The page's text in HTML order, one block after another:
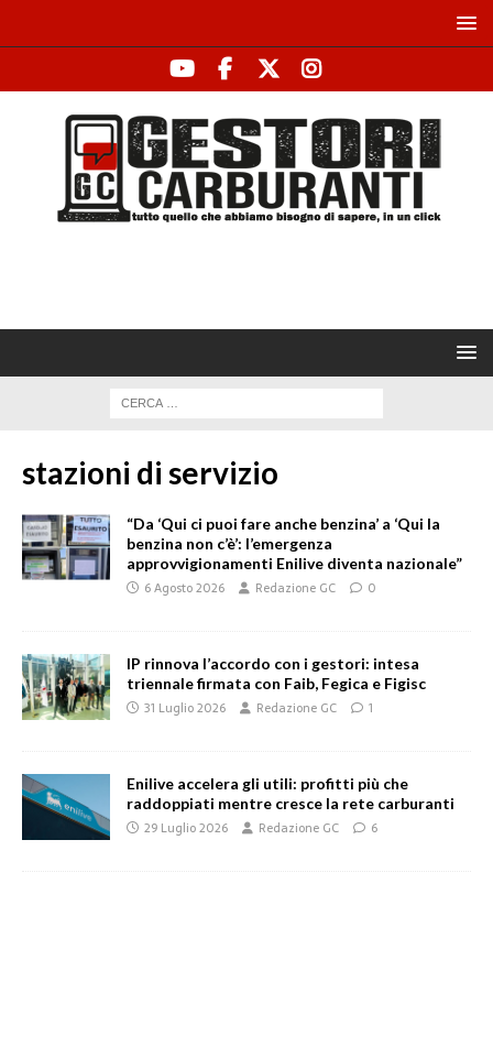
stazioni di servizio
“Da ‘Qui ci puoi fare anche benzina’ a ‘Qui la
benzina non c’è’: l’emergenza
approvvigionamenti Enilive diventa nazionale”
6 Agosto 2026 Redazione GC 0
IP rinnova l’accordo con i gestori: intesa
triennale firmata con Faib, Fegica e Figisc
31 Luglio 2026 Redazione GC 1
Enilive accelera gli utili: profitti più che
raddoppiati mentre cresce la rete carburanti
29 Luglio 2026 Redazione GC 6